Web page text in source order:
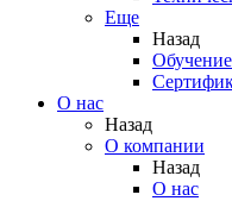
Еще
Назад
О нас
Назад
O компании
Назад
О нас